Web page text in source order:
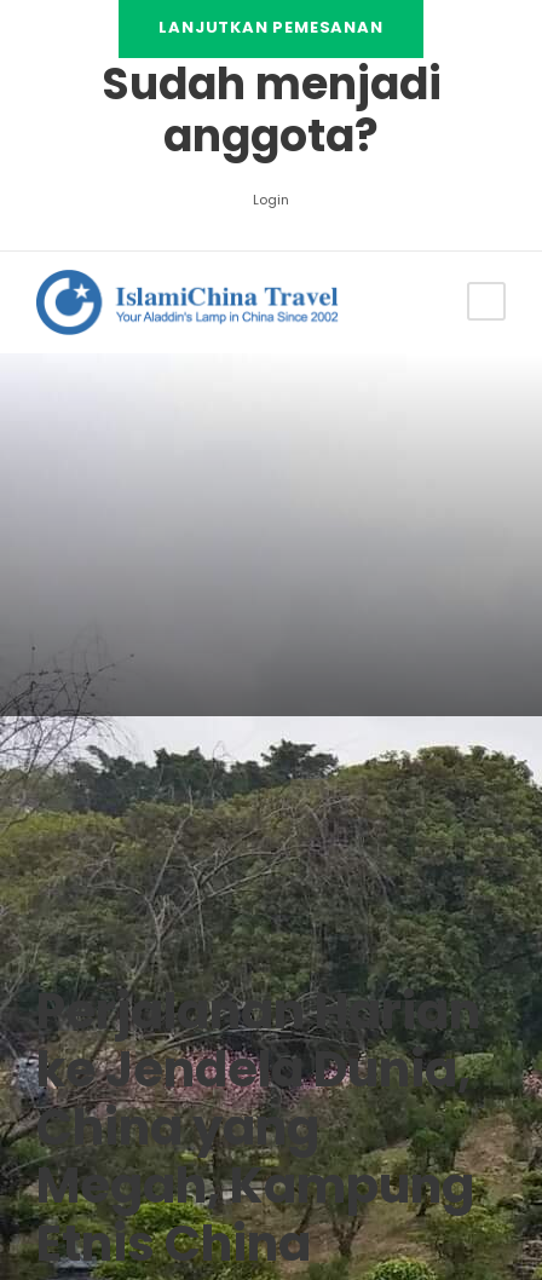
Sudah menjadi
anggota?
Login
Perjalanan Harian
ke Jendela Dunia,
China yang
Megah, Kampung
Etnis China